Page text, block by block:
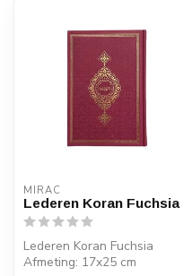
MIRAC
Lederen Koran Fuchsia
Lederen Koran Fuchsia
Afmeting: 17x25 cm